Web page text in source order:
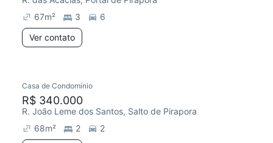
67m² 3
6
Ver contato
Casa de Condomínio
R$ 340.000
R. João Leme dos Santos, Salto de Pirapora
68m² 2 2